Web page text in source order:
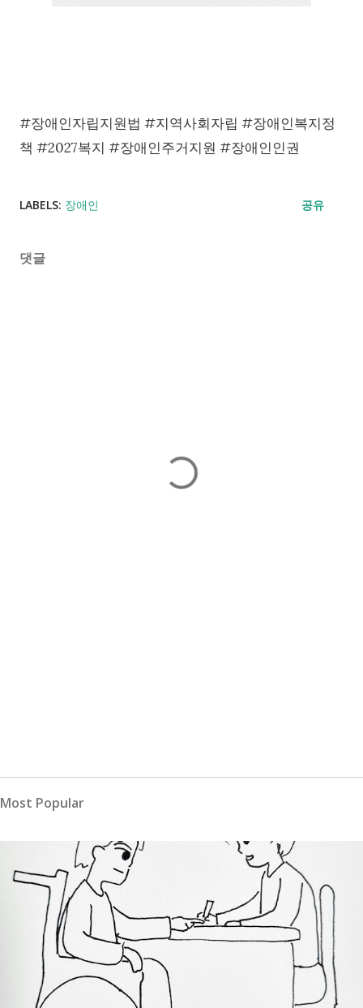
#장애인자립지원법 #지역사회자립 #장애인복지정
책 #2027복지 #장애인주거지원 #장애인인권
LABELS: 장애인 공유
댓글
Most Popular